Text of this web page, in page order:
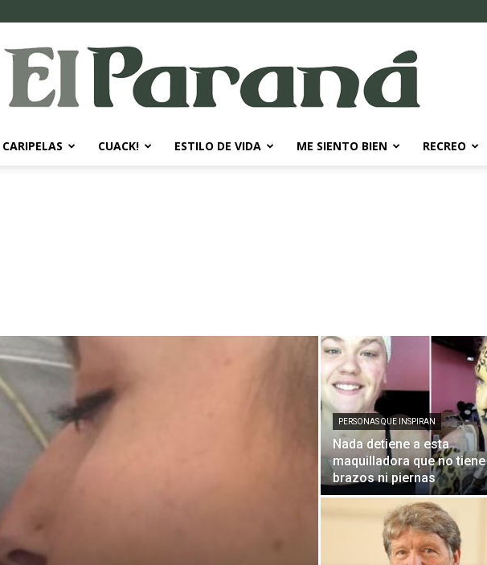
CARIPELAS CUACK! ESTILO DE VIDA ME SIENTO BIEN RECREO
PERSONAS QUE INSPIRAN
Nada detiene a esta
maquilladora que no tiene
brazos ni piernas